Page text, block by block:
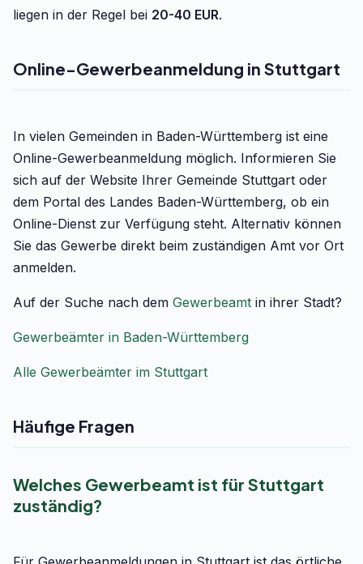
liegen in der Regel bei 20-40 EUR.
Online-Gewerbeanmeldung in Stuttgart
In vielen Gemeinden in Baden-Württemberg ist eine
Online-Gewerbeanmeldung möglich. Informieren Sie
sich auf der Website Ihrer Gemeinde Stuttgart oder
dem Portal des Landes Baden-Württemberg, ob ein
Online-Dienst zur Verfügung steht. Alternativ können
Sie das Gewerbe direkt beim zuständigen Amt vor Ort
anmelden.
Auf der Suche nach dem Gewerbeamt in ihrer Stadt?
Gewerbeämter in Baden-Württemberg
Alle Gewerbeämter im Stuttgart
Häufige Fragen
Welches Gewerbeamt ist für Stuttgart
zuständig?